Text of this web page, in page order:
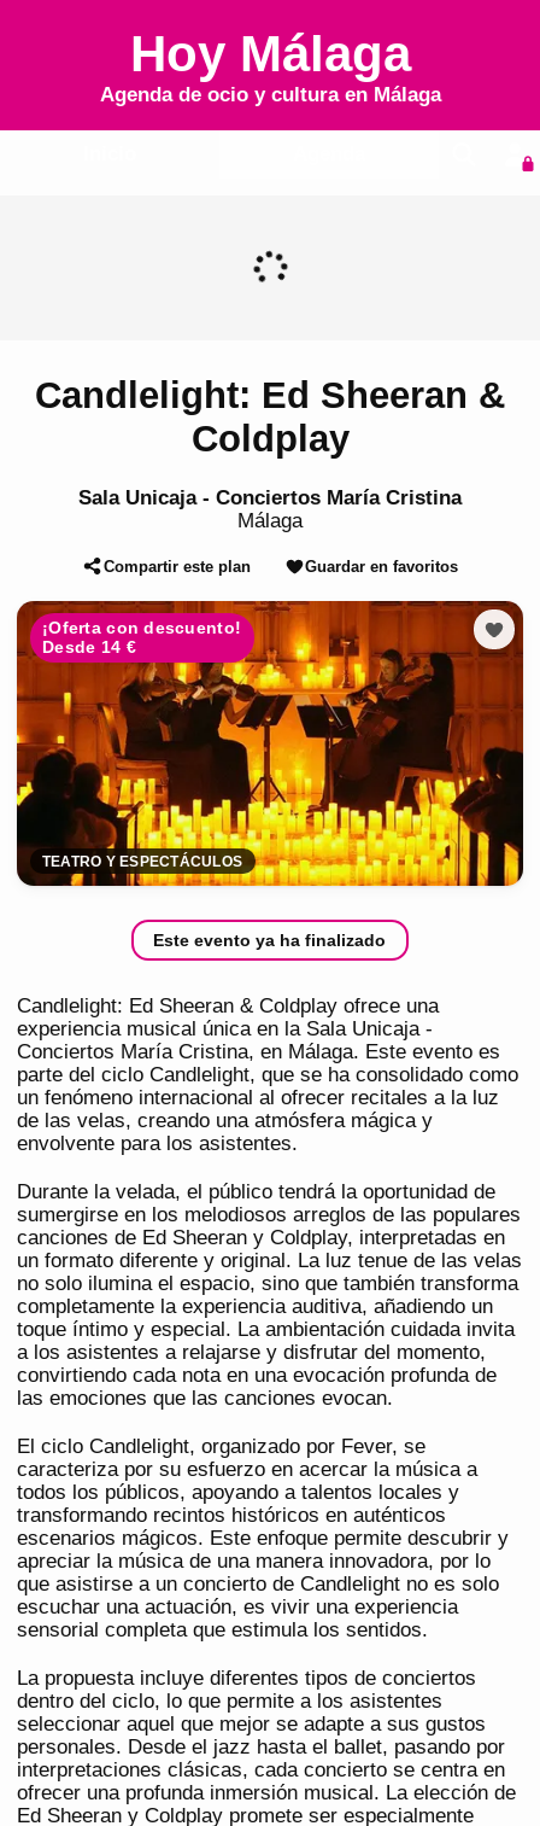
Hoy Málaga
Agenda de ocio y cultura en Málaga
Candlelight: Ed Sheeran &
Coldplay
Sala Unicaja - Conciertos María Cristina
Málaga
Compartir este plan Guardar en favoritos
¡Oferta con descuento!
Desde 14 €
TEATRO Y ESPECTÁCULOS
Este evento ya ha finalizado
Candlelight: Ed Sheeran & Coldplay ofrece una
experiencia musical única en la Sala Unicaja -
Conciertos María Cristina, en Málaga. Este evento es
parte del ciclo Candlelight, que se ha consolidado como
un fenómeno internacional al ofrecer recitales a la luz
de las velas, creando una atmósfera mágica y
envolvente para los asistentes.
Durante la velada, el público tendrá la oportunidad de
sumergirse en los melodiosos arreglos de las populares
canciones de Ed Sheeran y Coldplay, interpretadas en
un formato diferente y original. La luz tenue de las velas
no solo ilumina el espacio, sino que también transforma
completamente la experiencia auditiva, añadiendo un
toque íntimo y especial. La ambientación cuidada invita
a los asistentes a relajarse y disfrutar del momento,
convirtiendo cada nota en una evocación profunda de
las emociones que las canciones evocan.
El ciclo Candlelight, organizado por Fever, se
caracteriza por su esfuerzo en acercar la música a
todos los públicos, apoyando a talentos locales y
transformando recintos históricos en auténticos
escenarios mágicos. Este enfoque permite descubrir y
apreciar la música de una manera innovadora, por lo
que asistirse a un concierto de Candlelight no es solo
escuchar una actuación, es vivir una experiencia
sensorial completa que estimula los sentidos.
La propuesta incluye diferentes tipos de conciertos
dentro del ciclo, lo que permite a los asistentes
seleccionar aquel que mejor se adapte a sus gustos
personales. Desde el jazz hasta el ballet, pasando por
interpretaciones clásicas, cada concierto se centra en
ofrecer una profunda inmersión musical. La elección de
Ed Sheeran y Coldplay promete ser especialmente